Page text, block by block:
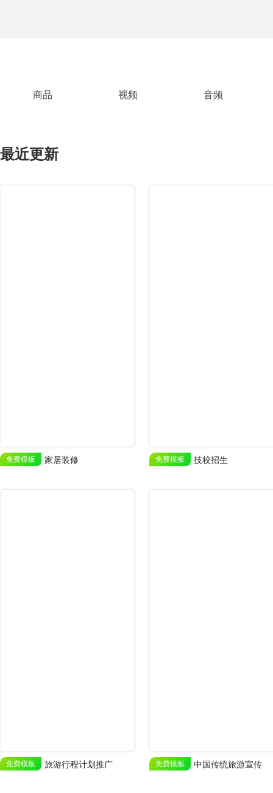
商品 视频 音频
最近更新
免费模板 家居装修 免费模板 技校招生
免费模板 旅游行程计划推广 免费模板 中国传统旅游宣传